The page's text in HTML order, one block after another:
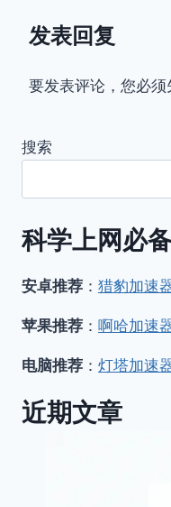
发表回复
要发表评论，您必须
搜索
科学上网必
安卓推荐 ： 猎豹加速
苹果推荐 ： 啊哈加速
电脑推荐 ： 灯塔加速
近期文章